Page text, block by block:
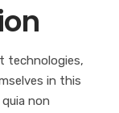
technologies,
in this
non